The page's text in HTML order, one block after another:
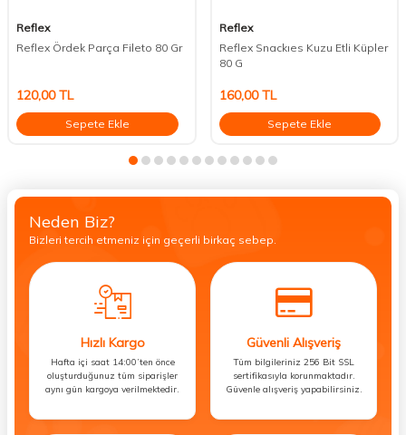
Reflex
Reflex Ördek Parça Fileto 80 Gr
120,00TL
Sepete Ekle
Reflex
Reflex Snackıes Kuzu Etli Küpler
80 G
160,00TL
Sepete Ekle
Neden Biz?
Bizleri tercih etmeniz için geçerli birkaç sebep.
Hızlı Kargo
Hafta içi saat 14:00’ten önce
oluşturduğunuz tüm siparişler
aynı gün kargoya verilmektedir.
Güvenli Alışveriş
Tüm bilgileriniz 256 Bit SSL
sertifikasıyla korunmaktadır.
Güvenle alışveriş yapabilirsiniz.